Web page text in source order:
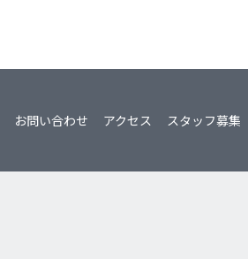
お問い合わせ アクセス スタッフ募集